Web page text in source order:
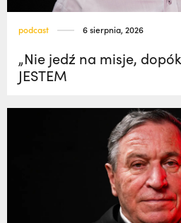
podcast 6 sierpnia, 2026
„Nie jedź na misje,
JESTEM